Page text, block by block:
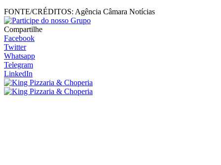
FONTE/CRÉDITOS: Agência Câmara Notícias
Compartilhe
Facebook
Twitter
Whatsapp
Telegram
LinkedIn